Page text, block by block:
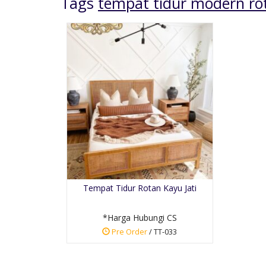
Tempat Tidur Rotan Kayu Jati
*Harga Hubungi CS
Pre Order/ TT-033
Jual Kursi Tamu Ukiran
Mewah
*Harga Hubungi CS